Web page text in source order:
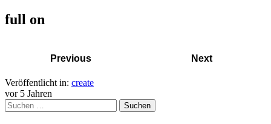
full on
Previous Next
Veröffentlicht in: create
vor 5 Jahren